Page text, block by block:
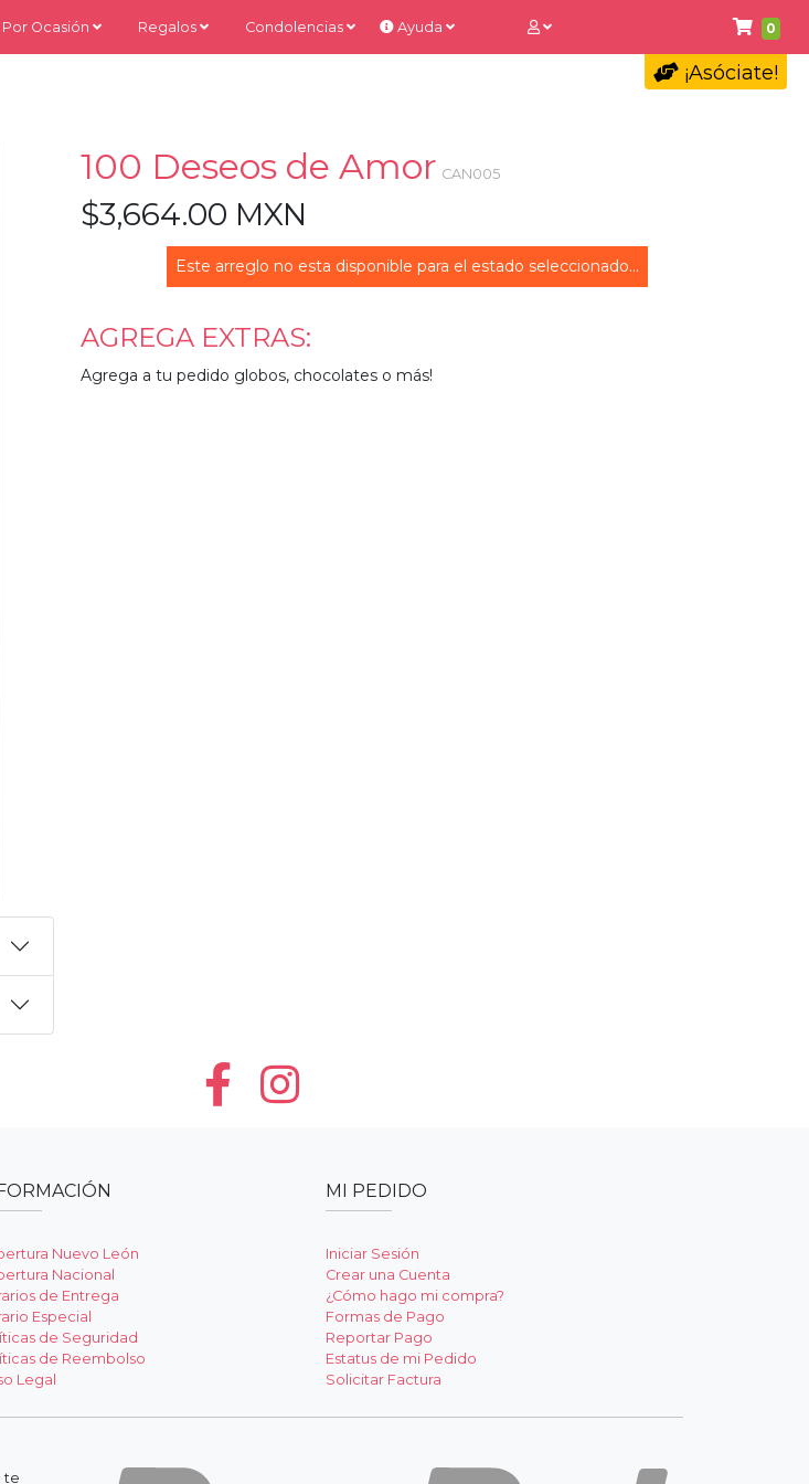
0
Por Ocasión Regalos Condolencias Ayuda
¡Asóciate!
100 Deseos de Amor CAN005
$3,664.00 MXN
Este arreglo no esta disponible para el estado seleccionado...
AGREGA EXTRAS:
Agrega a tu pedido globos, chocolates o más!
Nuevo León
Nacional
de Entrega
Especial
de Seguridad
de Reembolso
Legal
MI PEDIDO
Iniciar Sesión
Crear una Cuenta
¿Cómo hago mi compra?
Formas de Pago
Reportar Pago
Estatus de mi Pedido
Solicitar Factura
te